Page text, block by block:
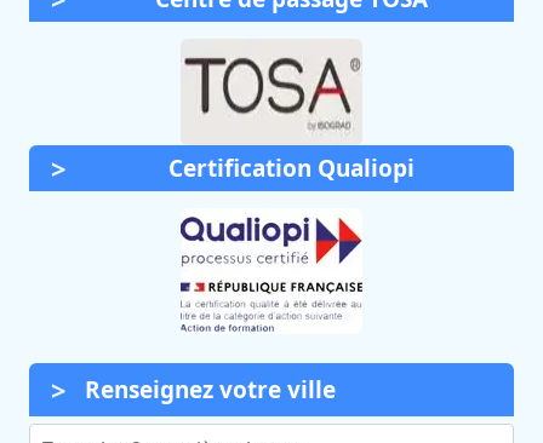
Certification Qualiopi
Renseignez votre ville